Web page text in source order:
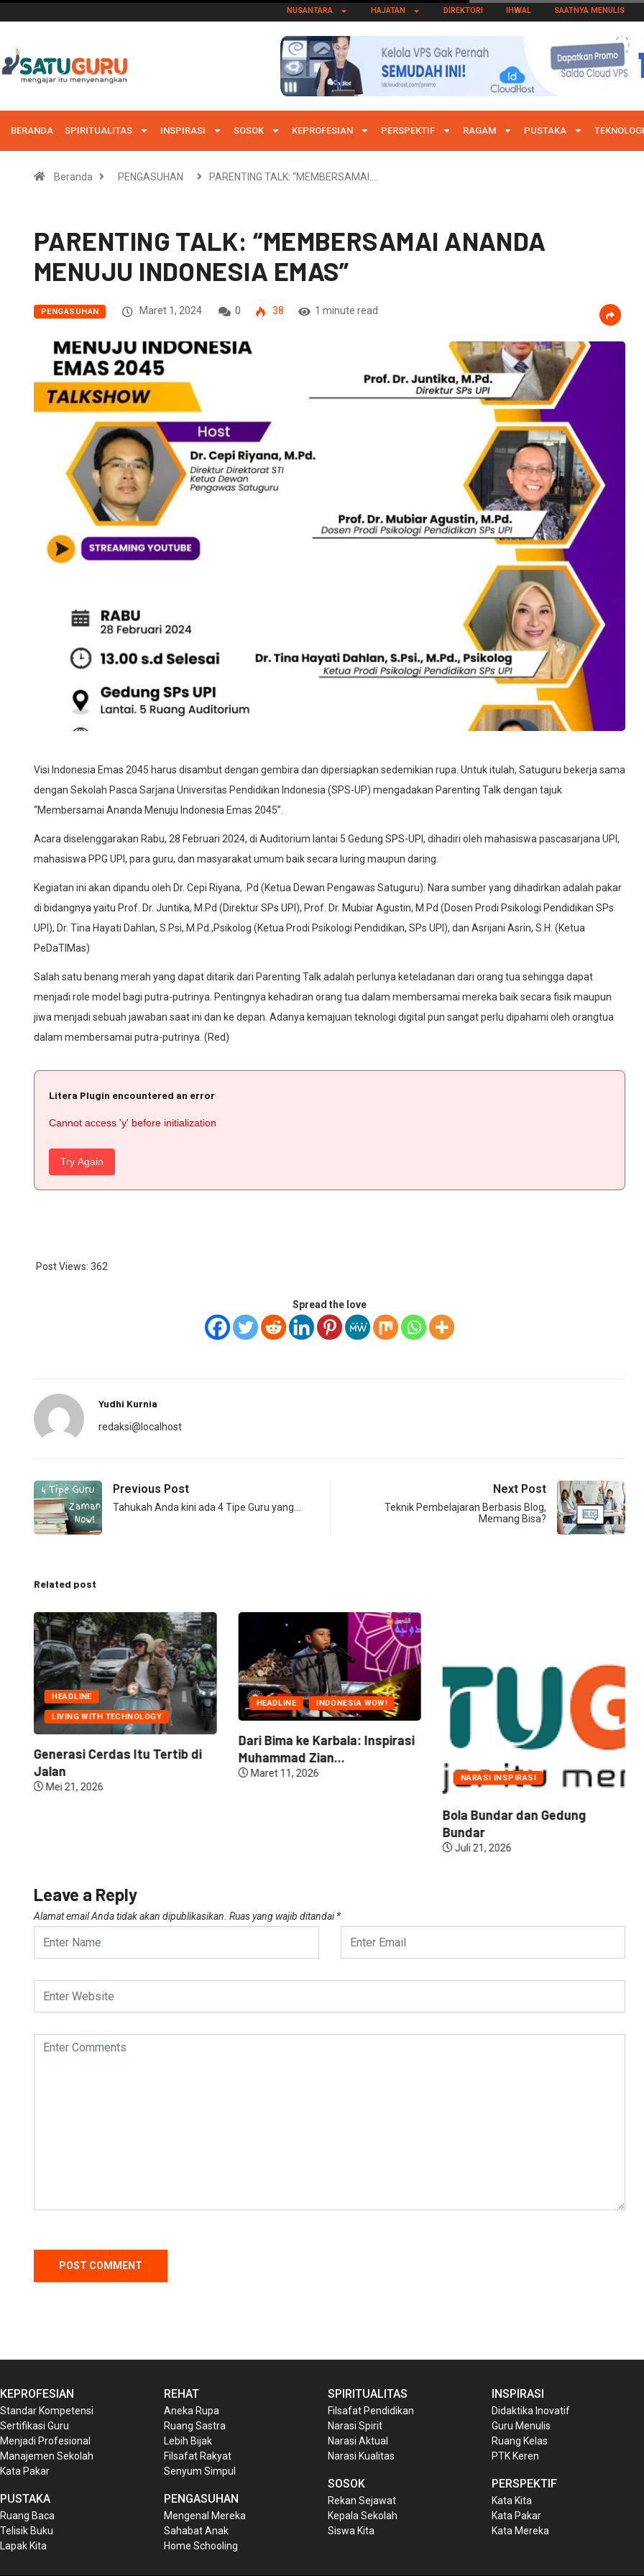
NUSANTARA HAJATAN DIREKTORI IHWAL SAATNYA MENULIS
BERANDA SPIRITUALITAS INSPIRASI SOSOK KEPROFESIAN PERSPEKTIF RAGAM PUSTAKA TEKNOLOGI
Beranda PENGASUHAN PARENTING TALK: “MEMBERSAMAI…
PARENTING TALK: “MEMBERSAMAI ANANDA
MENUJU INDONESIA EMAS”
PENGASUHAN Maret 1, 2024 0 38 1 minute read
Visi Indonesia Emas 2045 harus disambut dengan gembira dan dipersiapkan sedemikian rupa. Untuk itulah, Satuguru bekerja sama
dengan Sekolah Pasca Sarjana Universitas Pendidikan Indonesia (SPS-UP) mengadakan Parenting Talk dengan tajuk
“Membersamai Ananda Menuju Indonesia Emas 2045”.
Acara diselenggarakan Rabu, 28 Februari 2024, di Auditorium lantai 5 Gedung SPS-UPI, dihadiri oleh mahasiswa pascasarjana UPI,
mahasiswa PPG UPI, para guru, dan masyarakat umum baik secara luring maupun daring.
Kegiatan ini akan dipandu oleh Dr. Cepi Riyana, .Pd (Ketua Dewan Pengawas Satuguru). Nara sumber yang dihadirkan adalah pakar
di bidangnya yaitu ⁠Prof. Dr. Juntika, M.Pd (Direktur SPs UPI), ⁠Prof. Dr. Mubiar Agustin, M.Pd (Dosen Prodi Psikologi Pendidikan SPs
UPI), Dr. Tina Hayati Dahlan, S.Psi,.M.Pd.,Psikolog (Ketua Prodi Psikologi Pendidikan, SPs UPI), dan Asrijani Asrin, S.H. (Ketua
PeDaTIMas)
Salah satu benang merah yang dapat ditarik dari Parenting Talk adalah perlunya keteladanan dari orang tua sehingga dapat
menjadi role model bagi putra-putrinya. Pentingnya kehadiran orang tua dalam membersamai mereka baik secara fisik maupun
jiwa menjadi sebuah jawaban saat ini dan ke depan. Adanya kemajuan teknologi digital pun sangat perlu dipahami oleh orangtua
dalam membersamai putra-putrinya. (Red)
Litera Plugin encountered an error
Cannot access 'y' before initialization
Try Again
Post Views: 362
Spread the love
Yudhi Kurnia
redaksi@localhost
Previous Post
Tahukah Anda kini ada 4 Tipe Guru yang…
Next Post
Teknik Pembelajaran Berbasis Blog,
Memang Bisa?
Related post
HEADLINE
LIVING WITH TECHNOLOGY
Generasi Cerdas Itu Tertib di
Jalan
Mei 21, 2026
HEADLINE INDONESIA WOW!
Dari Bima ke Karbala: Inspirasi
Muhammad Zian...
Maret 11, 2026 NARASI INSPIRASI
Bola Bundar dan Gedung
Bundar
Juli 21, 2026
Leave a Reply
Alamat email Anda tidak akan dipublikasikan. Ruas yang wajib ditandai*
KEPROFESIAN
Standar Kompetensi
Sertifikasi Guru
Menjadi Profesional
Manajemen Sekolah
Kata Pakar
PUSTAKA
Ruang Baca
Telisik Buku
Lapak Kita
REHAT
Aneka Rupa
Ruang Sastra
Lebih Bijak
Filsafat Rakyat
Senyum Simpul
PENGASUHAN
Mengenal Mereka
Sahabat Anak
Home Schooling
SPIRITUALITAS
Filsafat Pendidikan
Narasi Spirit
Narasi Aktual
Narasi Kualitas
SOSOK
Rekan Sejawat
Kepala Sekolah
Siswa Kita
INSPIRASI
Didaktika Inovatif
Guru Menulis
Ruang Kelas
PTK Keren
PERSPEKTIF
Kata Kita
Kata Pakar
Kata Mereka